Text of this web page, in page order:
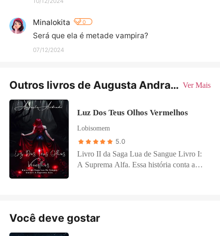
Minalokita 0
Será que ela é metade vampira?
07/12/2024
Outros livros de Augusta Andrade Ver Mais
Luz Dos Teus Olhos Vermelhos
Lobisomem
5.0
Livro II da Saga Lua de Sangue Livro I:
A Suprema Alfa. Essa história conta a
como o Lúcius poderia me rejeitar
Você deve gostar